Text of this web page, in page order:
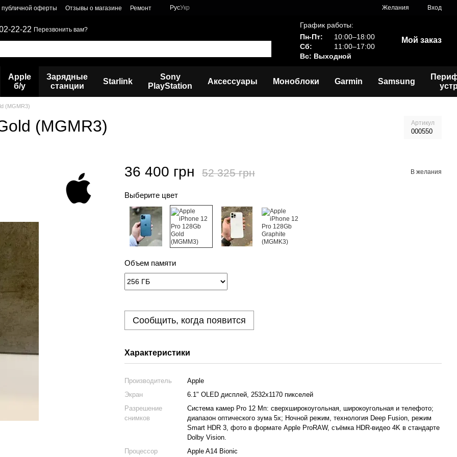
публичной оферты Отзывы о магазине Ремонт РусУкр Желания Вход
22-22 Перезвонить вам?
График работы:
Пн-Пт:
10:00–18:00
Сб:
11:00–17:00
Вс: Выходной
Мой заказ
Apple
б/у
Зарядные
станции
Starlink
Sony
PlayStation
Аксессуары Моноблоки Garmin Samsung
(MGMR3)
(MGMR3) Артикул
000550
36 400 грн 52 325 грн В желания
Выберите цвет
Объем памяти
Сообщить, когда появится
Характеристики
Производитель
Apple
Экран
6.1" OLED дисплей, 2532x1170 пикселей
Разрешение
снимков
Система камер Pro 12 Мп: сверхширокоугольная, широкоугольная и телефото;
диапазон оптического зума 5x; Ночной режим, технология Deep Fusion, режим
Smart HDR 3, фото в формате Apple ProRAW, съёмка HDR-видео 4K в стандарте
Dolby Vision.
Процессор
Apple A14 Bionic